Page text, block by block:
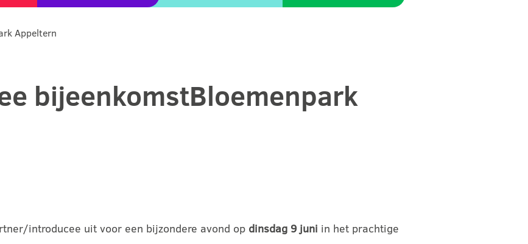
Appeltern
bijeenkomstBloemenpark
introducee uit voor een bijzondere avond op dinsdag 9 juni in het prachtige